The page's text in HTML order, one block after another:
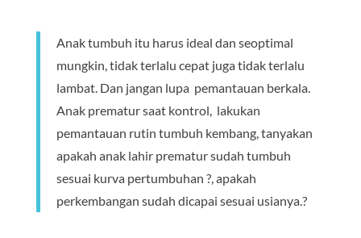
Anak tumbuh itu harus ideal dan seoptimal
mungkin, tidak terlalu cepat juga tidak terlalu
lambat. Dan jangan lupa pemantauan berkala.
Anak prematur saat kontrol, lakukan
pemantauan rutin tumbuh kembang, tanyakan
apakah anak lahir prematur sudah tumbuh
sesuai kurva pertumbuhan ?, apakah
perkembangan sudah dicapai sesuai usianya.?